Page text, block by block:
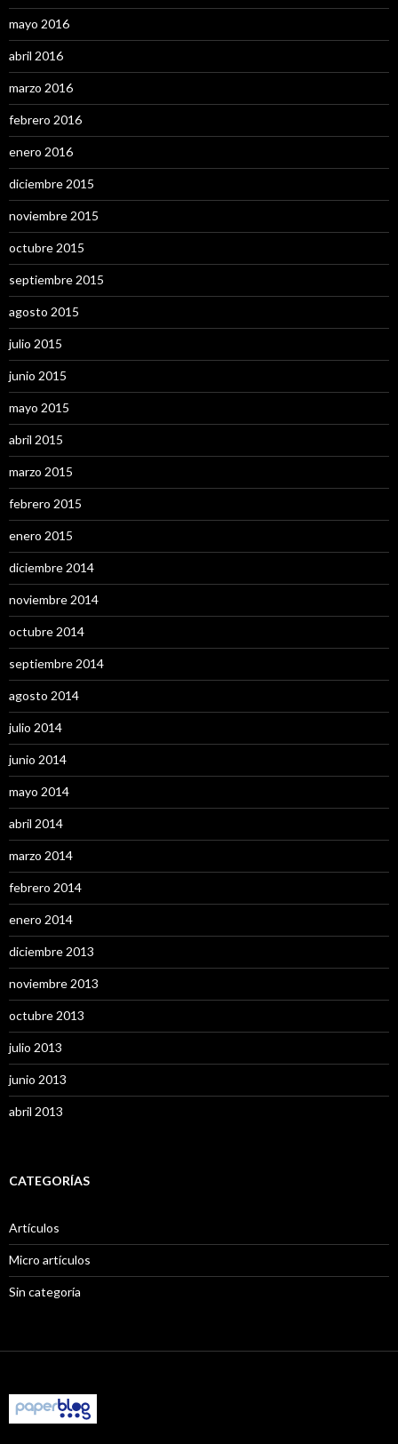
mayo 2016
abril 2016
marzo 2016
febrero 2016
enero 2016
diciembre 2015
noviembre 2015
octubre 2015
septiembre 2015
agosto 2015
julio 2015
junio 2015
mayo 2015
abril 2015
marzo 2015
febrero 2015
enero 2015
diciembre 2014
noviembre 2014
octubre 2014
septiembre 2014
agosto 2014
julio 2014
junio 2014
mayo 2014
abril 2014
marzo 2014
febrero 2014
enero 2014
diciembre 2013
noviembre 2013
octubre 2013
julio 2013
junio 2013
abril 2013
CATEGORÍAS
Artículos
Micro artículos
Sin categoría